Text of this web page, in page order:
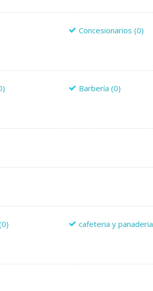
Concesionarios (0)
(0) Barbería (0)
(0) cafeteria y panaderia